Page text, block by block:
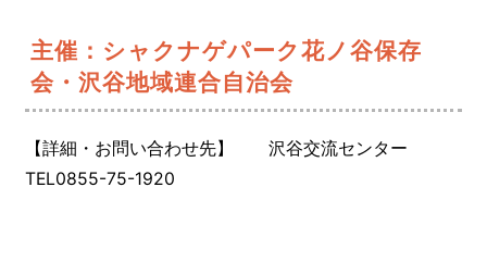
主催：シャクナゲパーク花ノ谷保存
会・沢谷地域連合自治会
【詳細・お問い合わせ先】 沢谷交流センター
TEL0855-75-1920